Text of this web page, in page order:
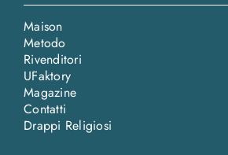
Maison
Metodo
Rivenditori
UFaktory
Magazine
Contatti
Drappi Religiosi